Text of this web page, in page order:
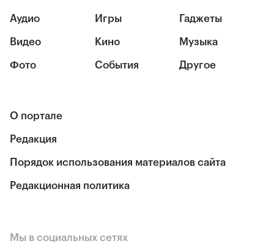
Аудио
Видео
Фото
Игры
Кино
События
Гаджеты
Музыка
Другое
О портале
Редакция
Порядок использования материалов сайта
Редакционная политика
Мы в социальных сетях